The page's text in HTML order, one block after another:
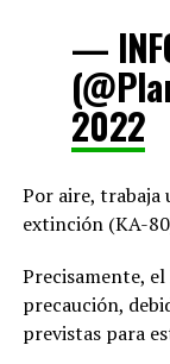
—
2022
Por aire, trabaja
extinción (KA-
Precisamente,
precaución,
previstas para